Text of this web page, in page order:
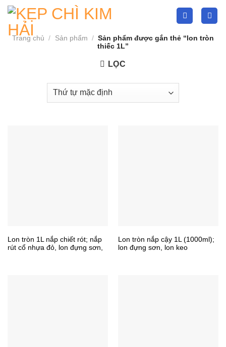
Skip
content
Trang chủ / Sản phẩm / Sản phẩm được gắn thẻ “lon tròn
thiếc 1L”
LỌC
Lon tròn 1L nắp chiết rót; nắp
rút cổ nhựa đỏ, lon đựng sơn,
Lon tròn nắp cậy 1L (1000ml);
lon đựng sơn, lon keo